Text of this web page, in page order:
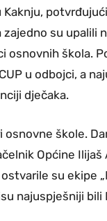
su upalili
osnovnih škola.
u odbojci, a
dječaka.
škole.
Općine Ilijaš
su ekipe
najuspješniji bili